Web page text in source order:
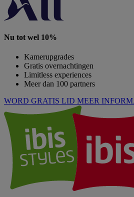
Nu tot wel 10%
Kamerupgrades
Gratis overnachtingen
Limitless experiences
Meer dan 100 partners
WORD GRATIS LID MEER